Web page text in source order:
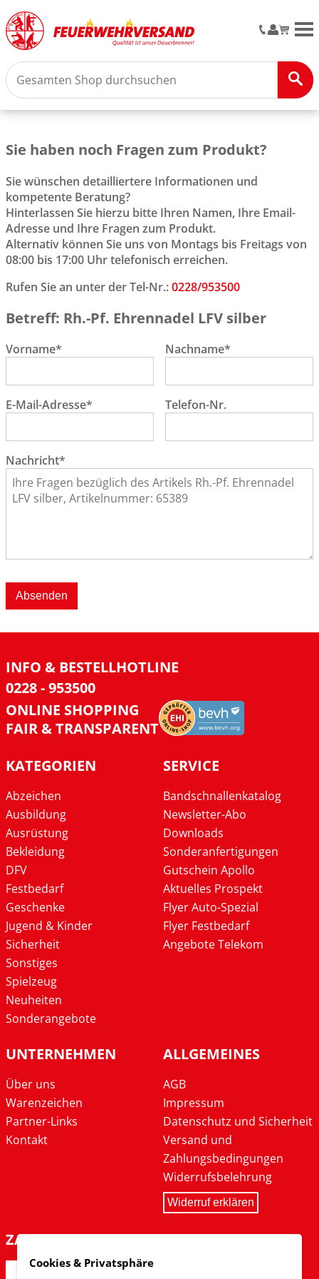
Sie haben noch Fragen zum Produkt?
Sie wünschen detailliertere Informationen und
kompetente Beratung?
Hinterlassen Sie hierzu bitte Ihren Namen, Ihre Email-
Adresse und Ihre Fragen zum Produkt.
Alternativ können Sie uns von Montags bis Freitags von
08:00 bis 17:00 Uhr telefonisch erreichen.
Rufen Sie an unter der Tel-Nr.:0228/953500
Betreff: Rh.-Pf. Ehrennadel LFV silber
Vorname* Nachname*
E-Mail-Adresse* Telefon-Nr.
Nachricht*
Absenden
INFO & BESTELLHOTLINE
0228 - 953500
ONLINE SHOPPING
FAIR & TRANSPARENT
KATEGORIEN
Abzeichen
Ausbildung
Ausrüstung
Bekleidung
DFV
Festbedarf
Geschenke
Jugend & Kinder
Sicherheit
Sonstiges
Spielzeug
Neuheiten
Sonderangebote
SERVICE
Bandschnallenkatalog
Newsletter-Abo
Downloads
Sonderanfertigungen
Gutschein Apollo
Aktuelles Prospekt
Flyer Auto-Spezial
Flyer Festbedarf
Angebote Telekom
UNTERNEHMEN
Über uns
Warenzeichen
Partner-Links
Kontakt
ALLGEMEINES
AGB
Impressum
Datenschutz und Sicherheit
Versand und
Zahlungsbedingungen
Widerrufsbelehrung
Widerruf erklären
ZAHLARTEN
Cookies & Privatsphäre